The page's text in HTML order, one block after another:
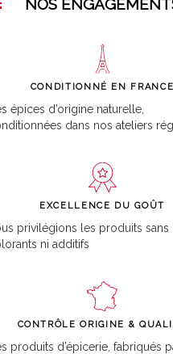
NOS
CONDITIONNÉ EN FRANCE
épices d’origine naturelle,
dans nos ateliers
EXCELLENCE DU GOÛT
privilégions les produits sans
ni additifs
CONTRÔLE ORIGINE &
produits d’épicerie, fabriqués